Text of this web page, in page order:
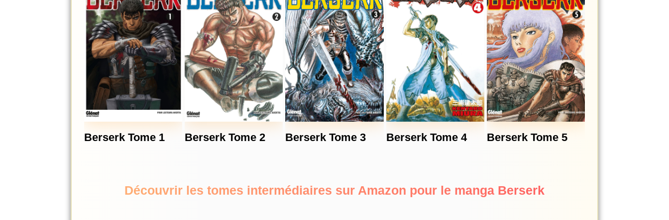
Berserk Tome 1 Berserk Tome 2 Berserk Tome 3 Berserk Tome 4 Berserk Tome 5
Découvrir les tomes intermédiaires sur Amazon pour le manga Berserk